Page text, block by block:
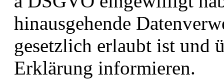
hinausgehende
gesetzlich erlaubt ist und
Erklärung informieren.